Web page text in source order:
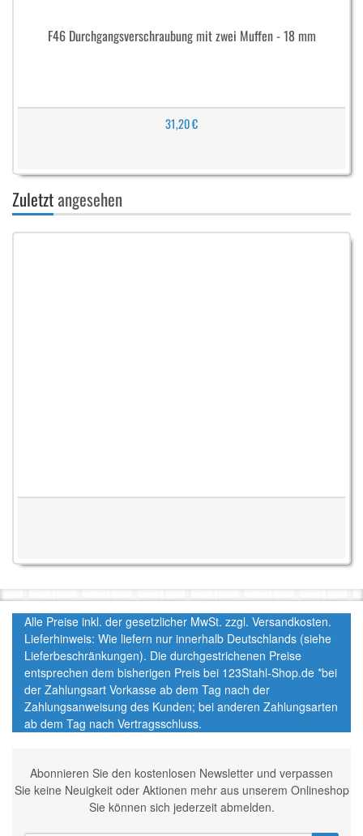
F46 Durchgangsverschraubung mit zwei Muffen - 18 mm
31,20 €
Zuletztangesehen
Alle Preise inkl. der gesetzlicher MwSt. zzgl. Versandkosten.
Lieferhinweis: Wie liefern nur innerhalb Deutschlands (siehe
Lieferbeschränkungen). Die durchgestrichenen Preise
entsprechen dem bisherigen Preis bei 123Stahl-Shop.de *bei
der Zahlungsart Vorkasse ab dem Tag nach der
Zahlungsanweisung des Kunden; bei anderen Zahlungsarten
ab dem Tag nach Vertragsschluss.
Abonnieren Sie den kostenlosen Newsletter und verpassen
Sie keine Neuigkeit oder Aktionen mehr aus unserem Onlineshop
Sie können sich jederzeit abmelden.